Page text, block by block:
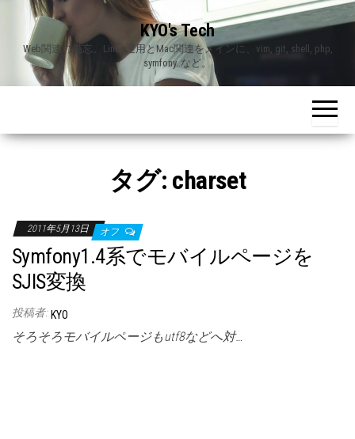
content
KYO's Tech
Web関連の備忘。Linux運用とMac関連をメインに、vim, git, shell, php,
symfony..など。
タグ: charset
2011年5月13日 オフ
Symfony1.4系でモバイルページを
SJIS変換
投稿者: KYO
そろそろモバイルページもutf8などへ対…